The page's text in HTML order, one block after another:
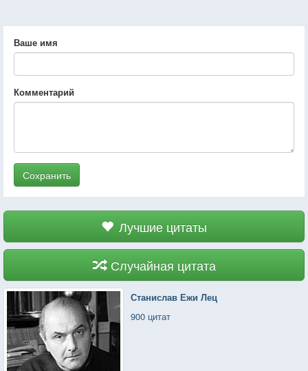
Ваше имя
Комментарий
Сохранить
Лучшие цитаты
Случайная цитата
Станислав Ежи Лец
900 цитат